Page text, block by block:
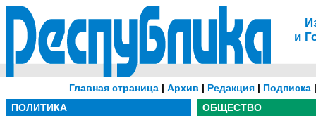
и
Главная страница | Архив | Редакция | Подписка
ПОЛИТИКА
ОБЩЕСТВО